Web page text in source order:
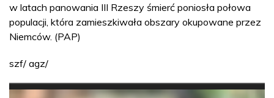
w latach panowania III Rzeszy śmierć poniosła połowa
populacji, która zamieszkiwała obszary okupowane przez
Niemców. (PAP)
szf/ agz/